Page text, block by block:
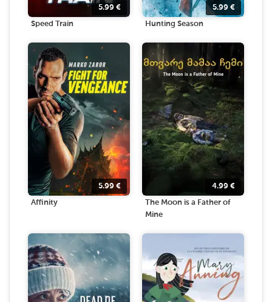
5.99 €
Speed Train
5.99 €
Hunting Season
5.99 €
Affinity
4.99 €
The Moon is a Father of
Mine